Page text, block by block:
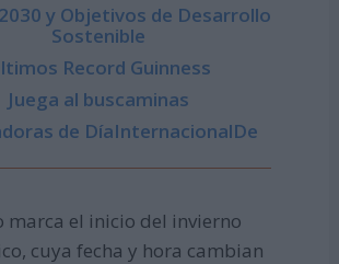
y Objetivos de Desarrollo
Sostenible
Record Guinness
Juega al buscaminas
de DíaInternacionalDe
marca el inicio del invierno
cuya fecha y hora cambian